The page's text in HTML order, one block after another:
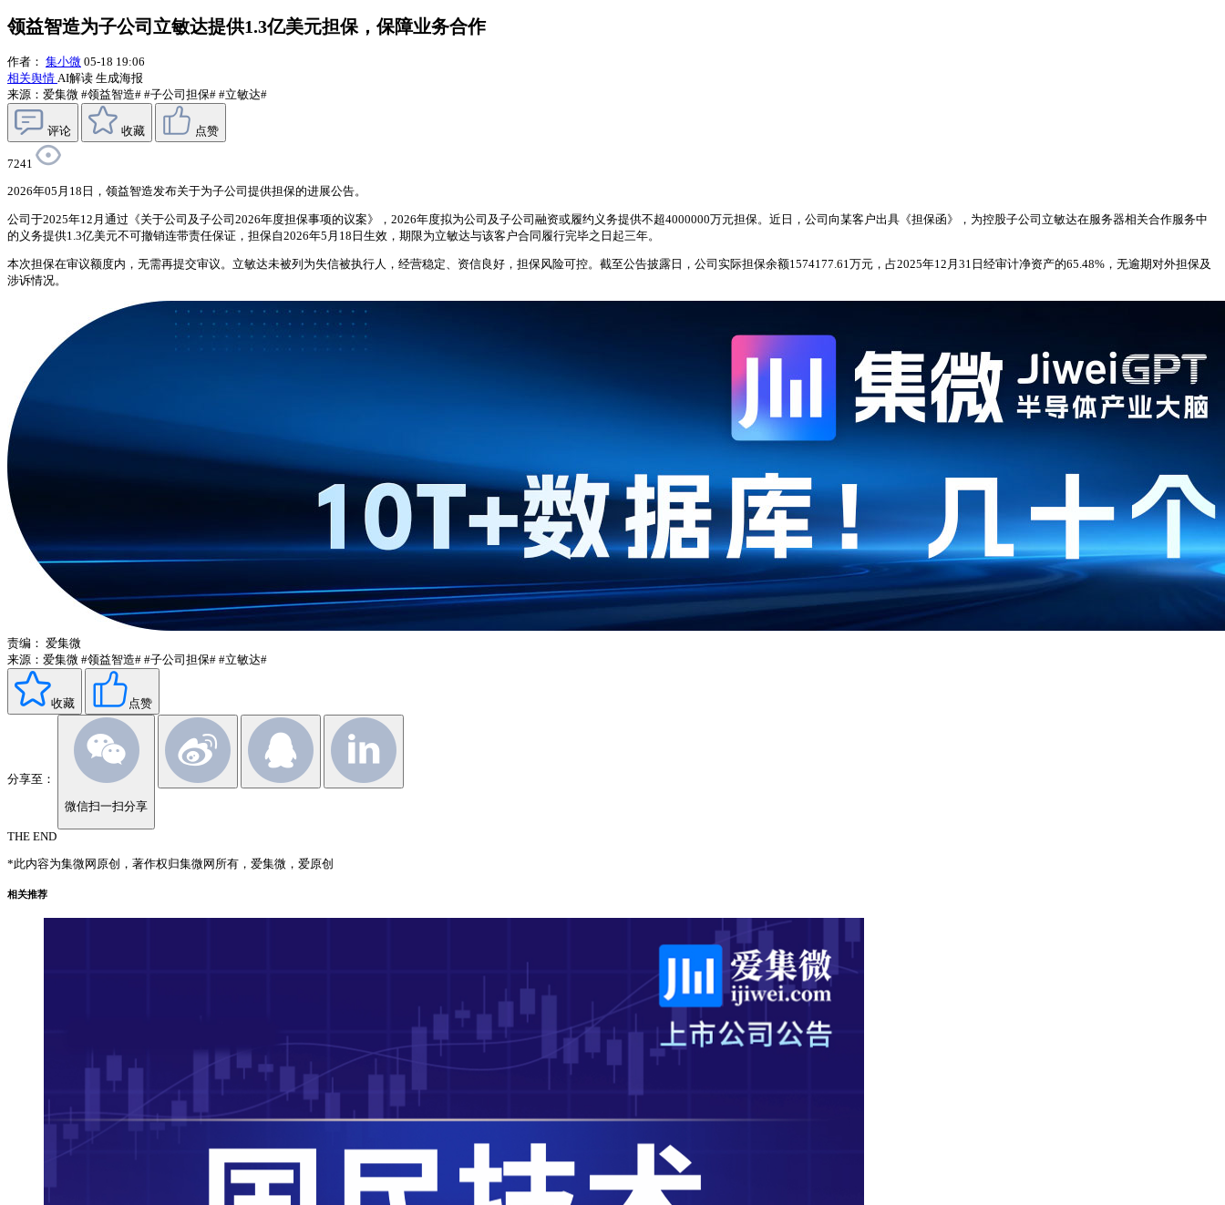
领益智造为子公司立敏达提供1.3亿美元担保，保障业务合作
作者： 集小微 05-18 19:06
相关舆情 AI解读 生成海报
来源：爱集微 #领益智造# #子公司担保# #立敏达#
评论 收藏 点赞
7241
2026年05月18日，领益智造发布关于为子公司提供担保的进展公告。
公司于2025年12月通过《关于公司及子公司2026年度担保事项的议案》，2026年度拟为公司及子公司融资或履约义务提供不超4000000万元担保。近日，公司向某客户出具《担保函》，为控股子公司立敏达在服务器相关合作服务中
的义务提供1.3亿美元不可撤销连带责任保证，担保自2026年5月18日生效，期限为立敏达与该客户合同履行完毕之日起三年。
本次担保在审议额度内，无需再提交审议。立敏达未被列为失信被执行人，经营稳定、资信良好，担保风险可控。截至公告披露日，公司实际担保余额1574177.61万元，占2025年12月31日经审计净资产的65.48%，无逾期对外担保及
涉诉情况。
责编： 爱集微
来源：爱集微 #领益智造# #子公司担保# #立敏达#
收藏 点赞
分享至：
微信扫一扫分享
THE END
*此内容为集微网原创，著作权归集微网所有，爱集微，爱原创
相关推荐